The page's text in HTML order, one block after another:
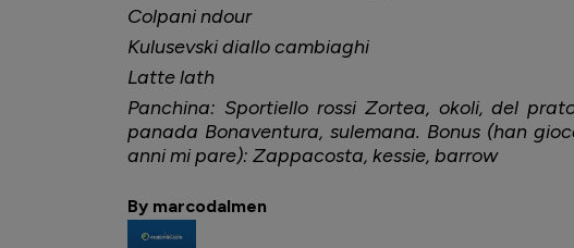
Colpani ndour
Kulusevski diallo cambiaghi
Latte lath
Panchina: Sportiello rossi Zortea, okoli, del
panada Bonaventura, sulemana. Bonus (han
anni mi pare): Zappacosta, kessie, barrow
By marcodalmen